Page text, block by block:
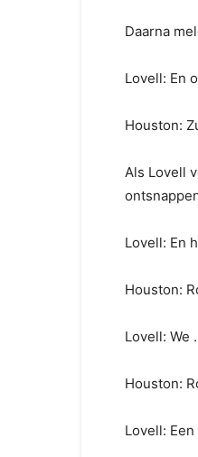
Daarna
Lovell: En
Houston:
Als Lovell
Lovell: En
Houston:
Lovell: We
Houston:
Lovell: